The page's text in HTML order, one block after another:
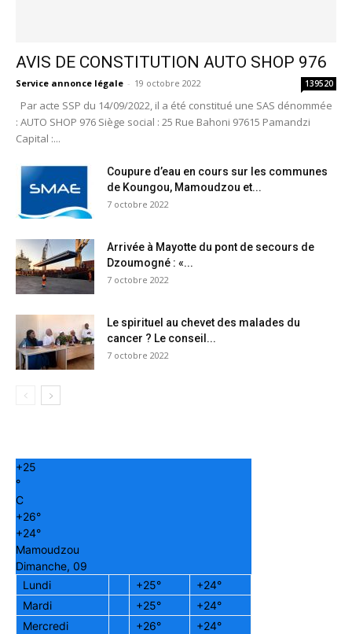
AVIS DE CONSTITUTION AUTO SHOP 976
Service annonce légale - 19 octobre 2022 139520
Par acte SSP du 14/09/2022, il a été constitué une SAS dénommée
: AUTO SHOP 976 Siège social : 25 Rue Bahoni 97615 Pamandzi
Capital :...
Coupure d’eau en cours sur les communes
de Koungou, Mamoudzou et...
7 octobre 2022
Arrivée à Mayotte du pont de secours de
Dzoumogné : «...
7 octobre 2022
Le spirituel au chevet des malades du
cancer ? Le conseil...
7 octobre 2022
+25
°
C
+26°
+24°
Mamoudzou
Dimanche, 09
Lundi
+25° +24°
Mardi
+25° +24°
Mercredi
+26° +24°